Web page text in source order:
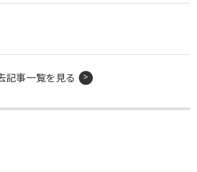
記事一覧を見る